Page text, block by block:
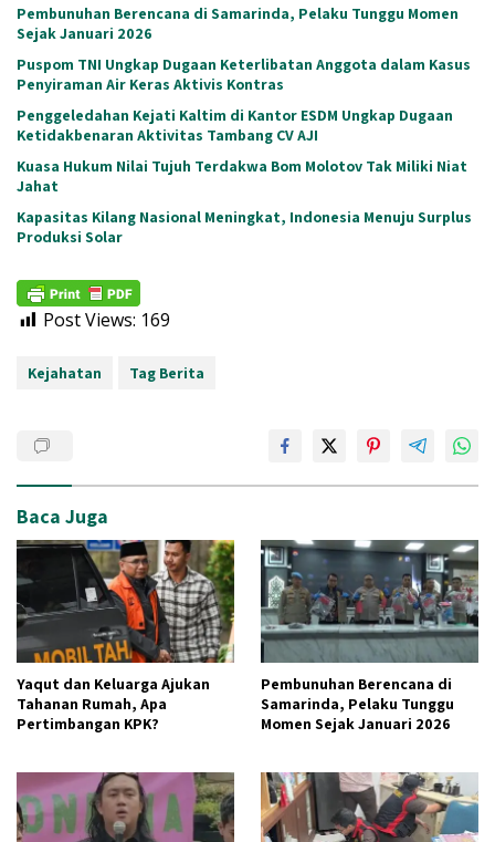
Pembunuhan Berencana di Samarinda, Pelaku Tunggu Momen
Sejak Januari 2026
Puspom TNI Ungkap Dugaan Keterlibatan Anggota dalam Kasus
Penyiraman Air Keras Aktivis Kontras
Penggeledahan Kejati Kaltim di Kantor ESDM Ungkap Dugaan
Ketidakbenaran Aktivitas Tambang CV AJI
Kuasa Hukum Nilai Tujuh Terdakwa Bom Molotov Tak Miliki Niat
Jahat
Kapasitas Kilang Nasional Meningkat, Indonesia Menuju Surplus
Produksi Solar
Post Views: 169
Kejahatan Tag Berita
Baca Juga
Yaqut dan Keluarga Ajukan
Tahanan Rumah, Apa
Pertimbangan KPK?
Pembunuhan Berencana di
Samarinda, Pelaku Tunggu
Momen Sejak Januari 2026